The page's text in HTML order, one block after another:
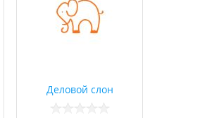
Деловой слон